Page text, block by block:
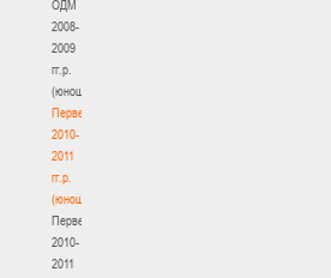
ОДМ
2008-
2009
гг.р.
(юноши)
Первенство
2010-
2011
гг.р.
(юноши)
Первенство
2010-
2011